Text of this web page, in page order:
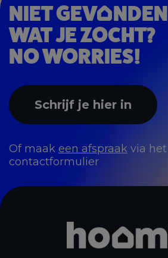
NIET GEV
NDEN
WAT JE ZOCHT?
NO WORRIES!
Of maak een afspraak via het
contactformulier
Schrijf je hier in